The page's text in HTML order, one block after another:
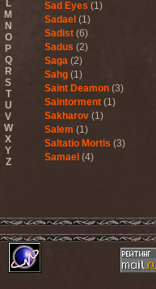
L
M
N
O
P
Q
R
S
T
U
V
W
X
Y
Z
Sad Eyes (1)
Sadael (1)
Sadist (6)
Sadus (2)
Saga (2)
Sahg (1)
Saint Deamon (3)
Saintorment (1)
Sakharov (1)
Salem (1)
Saltatio Mortis (3)
Samael (4)
Sangara (1)
Santa Cruz (1)
Sarah Where Is My Tea